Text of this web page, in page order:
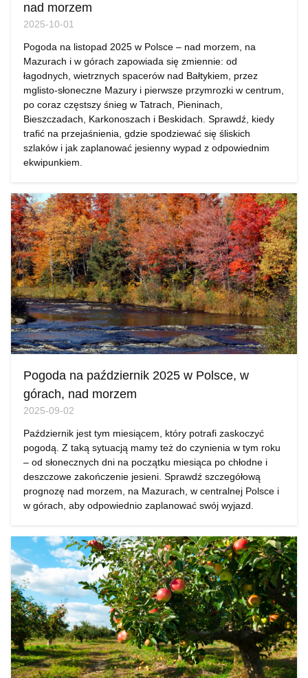
nad morzem
2025-10-01
Pogoda na listopad 2025 w Polsce – nad morzem, na
Mazurach i w górach zapowiada się zmiennie: od
łagodnych, wietrznych spacerów nad Bałtykiem, przez
mglisto-słoneczne Mazury i pierwsze przymrozki w centrum,
po coraz częstszy śnieg w Tatrach, Pieninach,
Bieszczadach, Karkonoszach i Beskidach. Sprawdź, kiedy
trafić na przejaśnienia, gdzie spodziewać się śliskich
szlaków i jak zaplanować jesienny wypad z odpowiednim
ekwipunkiem.
Pogoda na październik 2025 w Polsce, w
górach, nad morzem
2025-09-02
Październik jest tym miesiącem, który potrafi zaskoczyć
pogodą. Z taką sytuacją mamy też do czynienia w tym roku
– od słonecznych dni na początku miesiąca po chłodne i
deszczowe zakończenie jesieni. Sprawdź szczegółową
prognozę nad morzem, na Mazurach, w centralnej Polsce i
w górach, aby odpowiednio zaplanować swój wyjazd.